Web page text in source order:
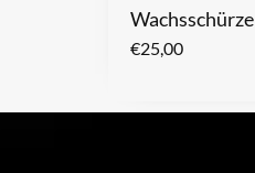
Wachsschürze
€25,00